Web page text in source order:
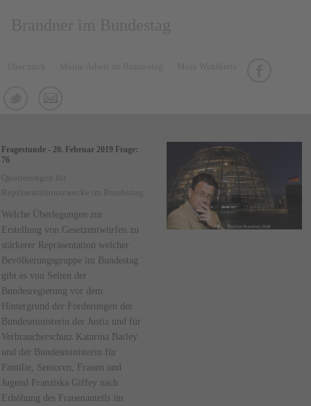
Fragestunde - 20. Februar 2019 Frage:
76
Quotierungen für
Repräsentationszwecke im Bundestag
Welche Überlegungen zur
Erstellung von Gesetzentwürfen zu
stärkerer Repräsentation welcher
Bevölkerungsgruppe im Bundestag
gibt es von Seiten der
Bundesregierung vor dem
Hintergrund der Forderungen der
Bundesministerin der Justiz und für
Verbraucherschutz Katarina Barley
und der Bundesministerin für
Familie, Senioren, Frauen und
Jugend Franziska Giffey nach
Erhöhung des Frauenanteils im